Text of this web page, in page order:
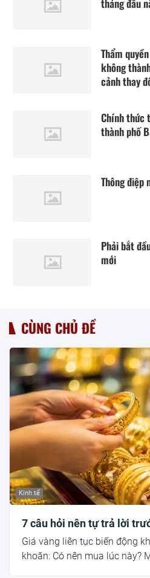
tháng đầu
Thẩm
không
cảnh thay
Chính thức
thành phố
Thông điệp
Phải bắt
mới
CÙNG CHỦ ĐỀ
Kinh tế
7 câu hỏi nên tự trả lời
Giá vàng liên tục biến động
khoăn: Có nên mua lúc này?